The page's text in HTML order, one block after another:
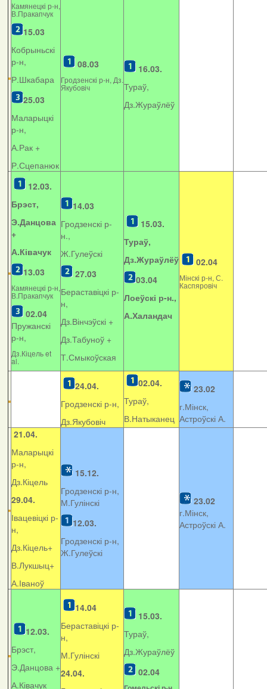
Камянецкі р-н,
В.Пракапчук
15.03
Кобрыньскі
р-н,
Р.Шкабара
25.03
Маларыцкі
р-н,
А.Рак +
Р.Сцепанюк
08.03
Гродзенскі р-н, Дз.
Якубовіч
16.03.
Тураў,
Дз.Жураўлёў
12.03.
Брэст,
Э.Данцова
+
А.Ківачук
13.03
Камянецкі р-н,
В.Пракапчук
02.04
Пружанскі
р-н,
Дз.Кіцель et
al.
14.03
Гродзенскі р-
н.,
Ж.Гулеўскі
27.03
Бераставіцкі р-
н,
Дз.Вінчэўскі +
Дз.Табуноў +
Т.Смыкоўская
15.03.
Тураў,
Дз.Жураўлёў
03.04
Лоеўскі р-н.,
А.Халандач
02.04
Мінскі р-н, С.
Каспяровіч
24.04.
Гродзенскі р-н,
Дз.Якубовіч
02.04.
Тураў,
В.Натыканец
23.02
г.Мінск,
Астроўскі А.
21.04.
Маларыцкі
р-н,
Дз.Кіцель
29.04.
Івацевіцкі р-
н,
Дз.Кіцель+
В.Лукшыц+
А.Іваноў
15.12.
Гродзенскі р-н,
М.Гулінскі
12.03.
Гродзенскі р-н,
Ж.Гулеўскі
23.02
г.Мінск,
Астроўскі А.
12.03.
Брэст,
Э.Данцова +
А.Ківачук
14.04
Бераставіцкі р-
н,
М.Гулінскі
24.04.
15.03.
Тураў,
Дз.Жураўлёў
02.04